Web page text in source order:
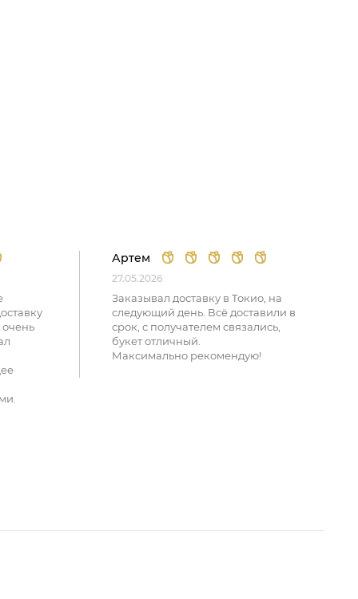
Артем
27.05.2026
Заказывал доставку в Токио, на
следующий день. Всё доставили в
срок, с получателем связались,
букет отличный.
Максимально рекомендую!